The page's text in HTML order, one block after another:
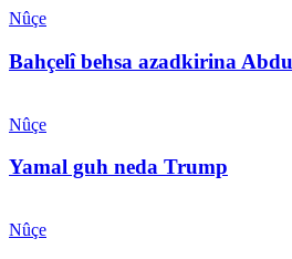
Nûçe
Bahçelî behsa azadkirina
Nûçe
Yamal guh neda Trump
Nûçe